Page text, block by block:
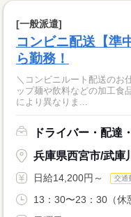
[一般派遣]
コンビニ配送【準
ら勤務！
＼コンビニルート配送のお仕事／ 【車両】準中型3〜4ｔ
ップ麺や飲料などの加工食品 【配送地域】大阪府〜兵庫県（ルー
により異なりま...
ドライバー・配達
兵庫県西宮市/武庫
日給14,200円～ 交通
13：30〜23：30（休